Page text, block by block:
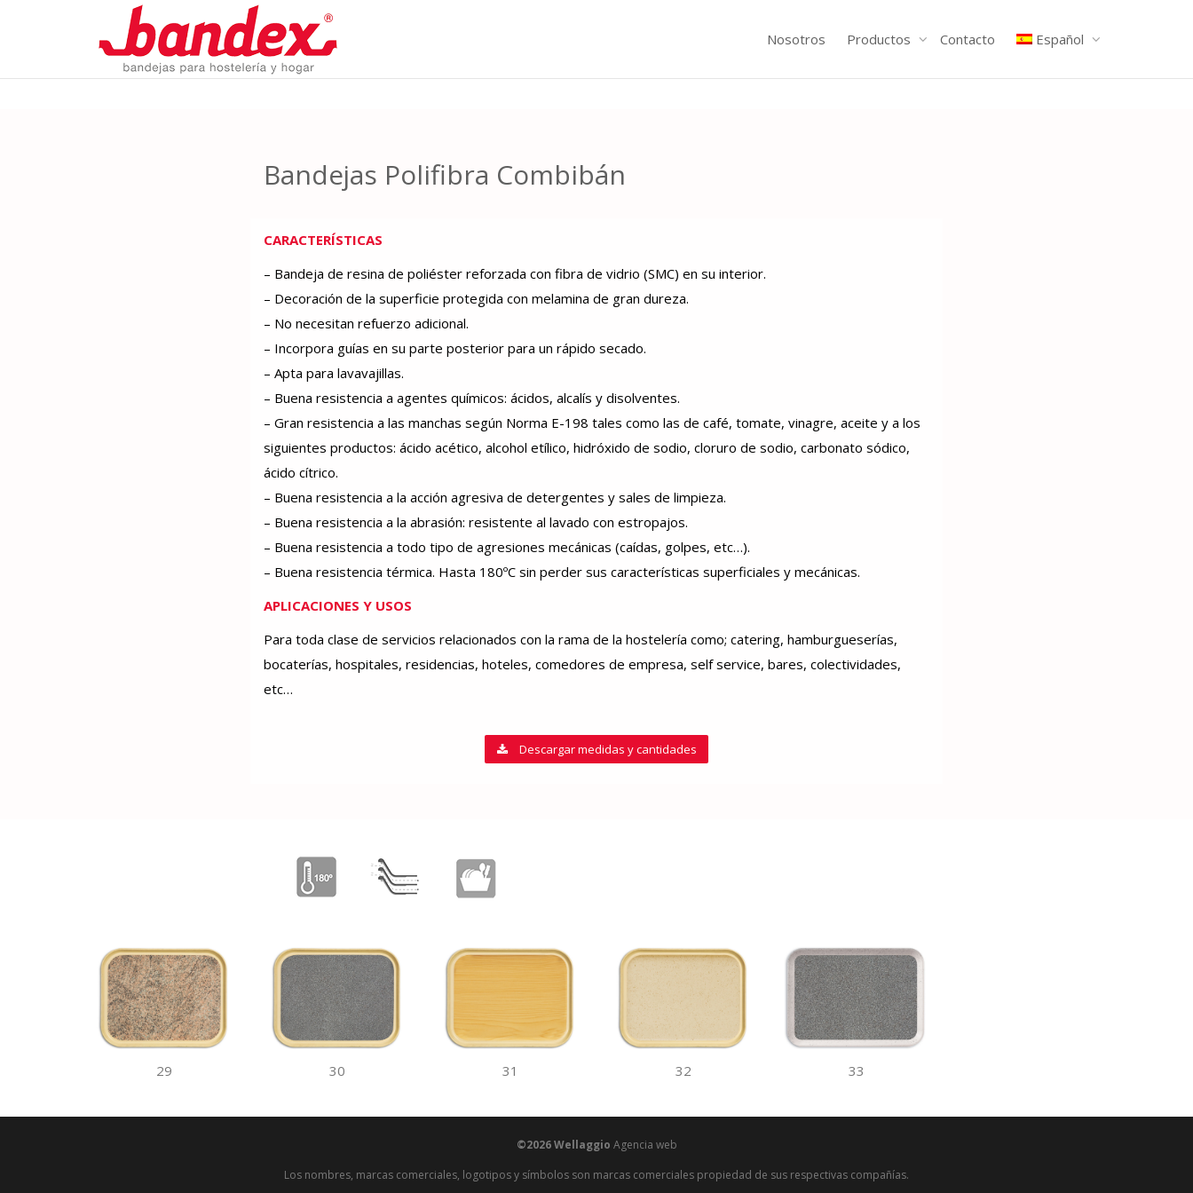
Nosotros Productos Contacto Español
Bandejas Polifibra Combibán
CARACTERÍSTICAS
– Bandeja de resina de poliéster reforzada con fibra de vidrio (SMC) en su interior.
– Decoración de la superficie protegida con melamina de gran dureza.
– No necesitan refuerzo adicional.
– Incorpora guías en su parte posterior para un rápido secado.
– Apta para lavavajillas.
– Buena resistencia a agentes químicos: ácidos, alcalís y disolventes.
– Gran resistencia a las manchas según Norma E-198 tales como las de café, tomate, vinagre, aceite y a los
siguientes productos: ácido acético, alcohol etílico, hidróxido de sodio, cloruro de sodio, carbonato sódico,
ácido cítrico.
– Buena resistencia a la acción agresiva de detergentes y sales de limpieza.
– Buena resistencia a la abrasión: resistente al lavado con estropajos.
– Buena resistencia a todo tipo de agresiones mecánicas (caídas, golpes, etc…).
– Buena resistencia térmica. Hasta 180ºC sin perder sus características superficiales y mecánicas.
APLICACIONES Y USOS
Para toda clase de servicios relacionados con la rama de la hostelería como; catering, hamburgueserías,
bocaterías, hospitales, residencias, hoteles, comedores de empresa, self service, bares, colectividades,
etc…
Descargar medidas y cantidades
29 30 31 32 33
©2026Wellaggio Agencia web
Los nombres, marcas comerciales, logotipos y símbolos son marcas comerciales propiedad de sus respectivas compañías.